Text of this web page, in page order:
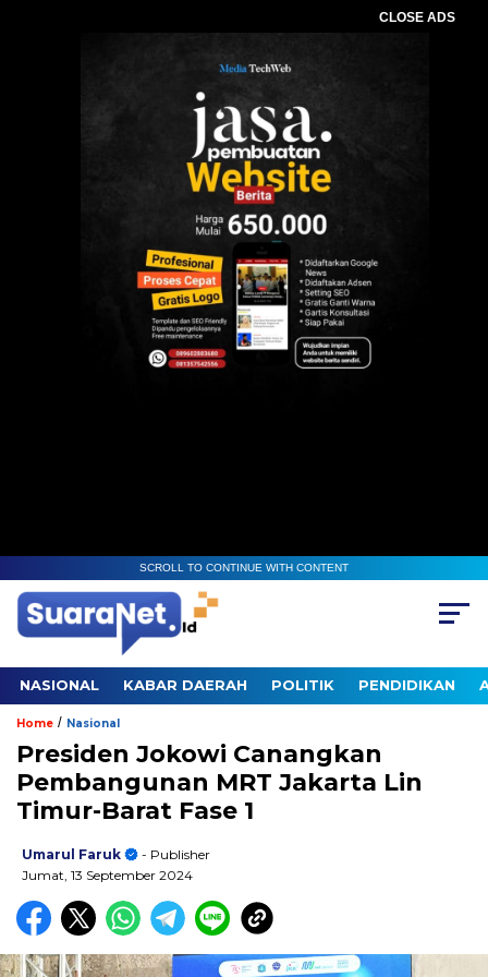
CLOSE ADS
SCROLL TO CONTINUE WITH CONTENT
NASIONAL KABAR DAERAH POLITIK PENDIDIKAN
Home / Nasional
Presiden Jokowi Canangkan
Pembangunan MRT Jakarta Lin
Timur-Barat Fase 1
Umarul Faruk
- Publisher
Jumat, 13 September 2024